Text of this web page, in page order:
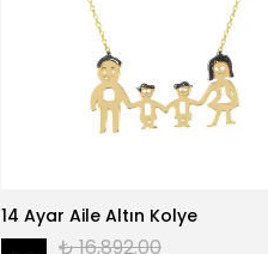
14 Ayar Aile Altın Kolye
₺ 16,892.00